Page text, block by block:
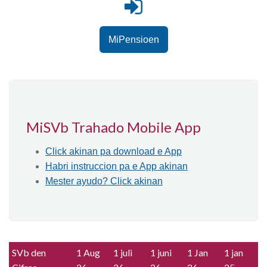
MiPensioen
MiSVb Trahado Mobile App
Click akinan pa download e App
Habri instruccion pa e App akinan
Mester ayudo? Click akinan
SVb den
1 Aug
1 juli
1 juni
1 Jan
1 jan